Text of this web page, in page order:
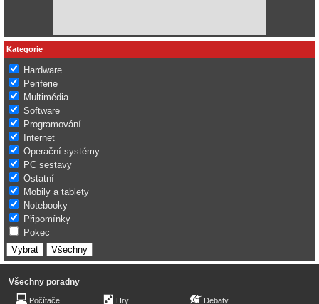
Kategorie
Hardware
Periferie
Multimédia
Software
Programování
Internet
Operační systémy
PC sestavy
Ostatní
Mobily a tablety
Notebooky
Připomínky
Pokec
Všechny poradny
Počítače Hry Debaty